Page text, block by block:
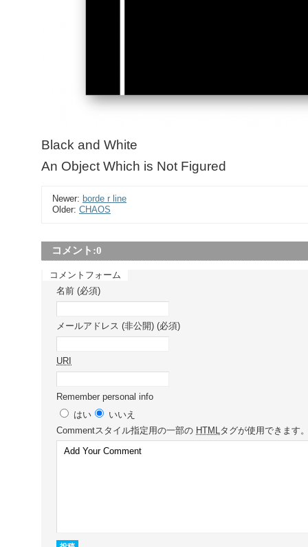
Black and White
An Object Which is Not Figured
Newer: borde r line
Older: CHAOS
コメント:0
コメントフォーム
名前 (必須)
メールアドレス (非公開) (必須)
URI
Remember personal info
はい
いいえ
Commentスタイル指定用の一部の HTML タグが使用できます